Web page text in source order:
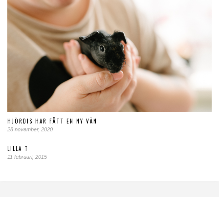
HJÖRDIS HAR FÅTT EN NY VÄN
28 november, 2020
LILLA T
11 februari, 2015